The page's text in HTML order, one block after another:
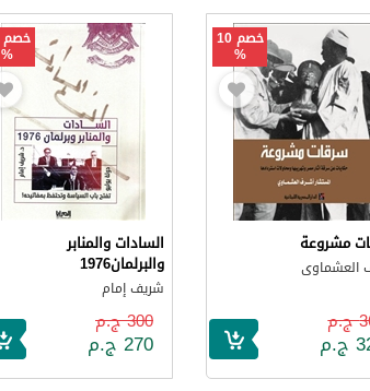
خصم 10
%
مشروعة
العشماوى
%
السادات والمنابر
والبرلمان1976
شريف إمام
300 ج.م
270 ج.م